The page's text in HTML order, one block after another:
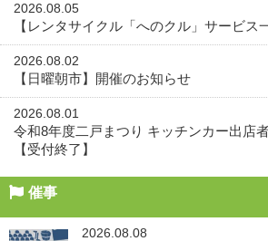
2026.08.05
【レンタサイクル「へのクル」サービス
2026.08.02
【日曜朝市】開催のお知らせ
2026.08.01
令和8年度二戸まつり キッチンカー出店
【受付終了】
催事
2026.08.08